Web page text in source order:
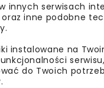
w tym
innych serwisach
inne podobne
instalowane na
do Twoich